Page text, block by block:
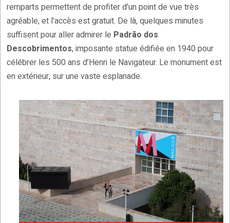
remparts permettent de profiter d’un point de vue très
agréable, et l’accès est gratuit. De là, quelques minutes
suffisent pour aller admirer le Padrão dos
Descobrimentos, imposante statue édifiée en 1940 pour
célébrer les 500 ans d’Henri le Navigateur. Le monument est
en extérieur, sur une vaste esplanade.